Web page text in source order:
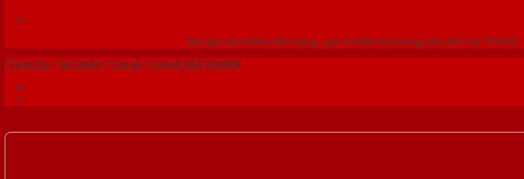
Báo giá cửa nhôm chất lượng - giá rẻ nhất thị trường năm 2021 tại TP.HCM
Trang chủ /Sản phẩm /Cửa gỗ /Cửa gỗ HDF VENEER